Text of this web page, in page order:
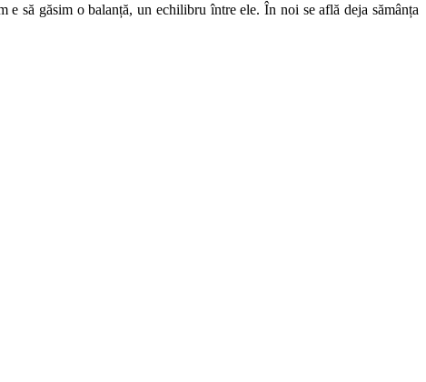
să găsim o balanță, un echilibru între ele. În noi se află deja sămânța